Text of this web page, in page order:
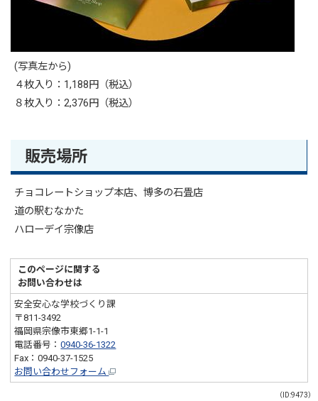
(写真左から)
４枚入り：1,188円（税込）
８枚入り：2,376円（税込）
販売場所
チョコレートショップ本店、博多の石畳店
道の駅むなかた
ハローデイ宗像店
このページに関する
お問い合わせは
安全安心な学校づくり課
〒811-3492
福岡県宗像市東郷1-1-1
電話番号：0940-36-1322
Fax：0940-37-1525
お問い合わせフォーム
（ID:9473）